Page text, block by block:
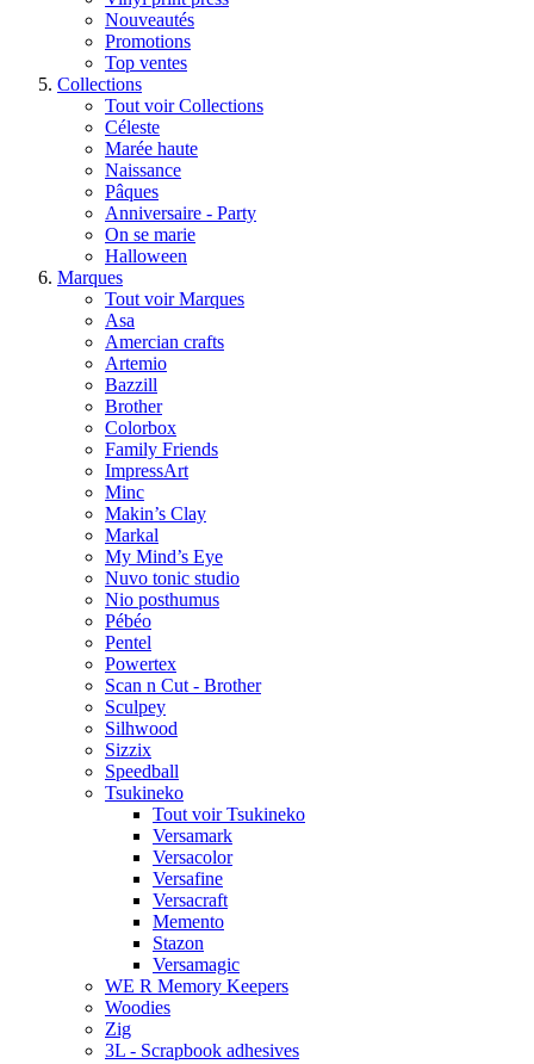
Nouveautés
Promotions
Top ventes
Collections
Tout voir Collections
Céleste
Marée haute
Naissance
Pâques
Anniversaire - Party
On se marie
Halloween
Marques
Tout voir Marques
Asa
Amercian crafts
Artemio
Bazzill
Brother
Colorbox
Family Friends
ImpressArt
Minc
Makin’s Clay
Markal
My Mind’s Eye
Nuvo tonic studio
Nio posthumus
Pébéo
Pentel
Powertex
Scan n Cut - Brother
Sculpey
Silhwood
Sizzix
Speedball
Tsukineko
Tout voir Tsukineko
Versamark
Versacolor
Versafine
Versacraft
Memento
Stazon
Versamagic
WE R Memory Keepers
Woodies
Zig
3L - Scrapbook adhesives